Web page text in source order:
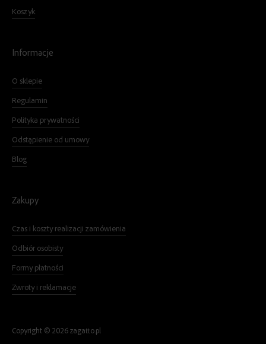
Koszyk
Informacje
O sklepie
Regulamin
Polityka prywatności
Odstąpienie od umowy
Blog
Zakupy
Czas i koszty realizacji zamówienia
Odbiór osobisty
Formy płatności
Zwroty i reklamacje
Copyright © 2026zagatto.pl